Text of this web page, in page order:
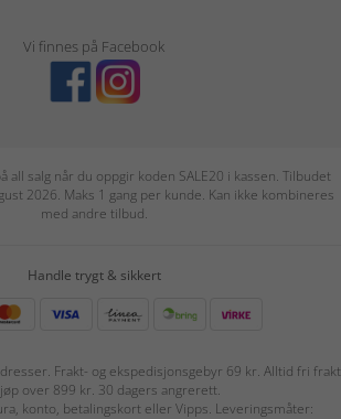
Vi finnes på Facebook
all salg når du oppgir koden SALE20 i kassen. Tilbudet
2026. Maks 1 gang per kunde. Kan ikke kombineres
med andre tilbud.
Handle trygt & sikkert
Frakt- og ekspedisjonsgebyr 69 kr. Alltid fri frakt
over 899 kr. 30 dagers angrerett.
konto, betalingskort eller Vipps. Leveringsmåter: